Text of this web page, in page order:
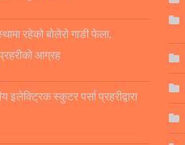
रहेको बोलेरो गाडी फेला,
आग्रह
इलेक्ट्रिक स्कुटर पर्सा प्रहरीद्वारा